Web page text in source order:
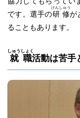
です。選手の研修
けんしゅう
が
ることもあります。
就職
しゅうしょく
活動は苦手